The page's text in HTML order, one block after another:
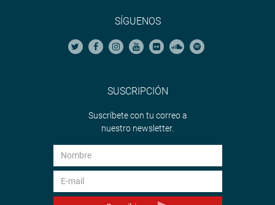
SÍGUENOS
SUSCRIPCIÓN
Suscríbete con tu correo a
nuestro newsletter.